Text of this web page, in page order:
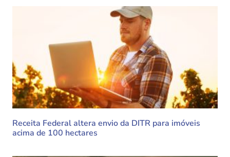
Receita Federal altera envio da DITR para imóveis
acima de 100 hectares